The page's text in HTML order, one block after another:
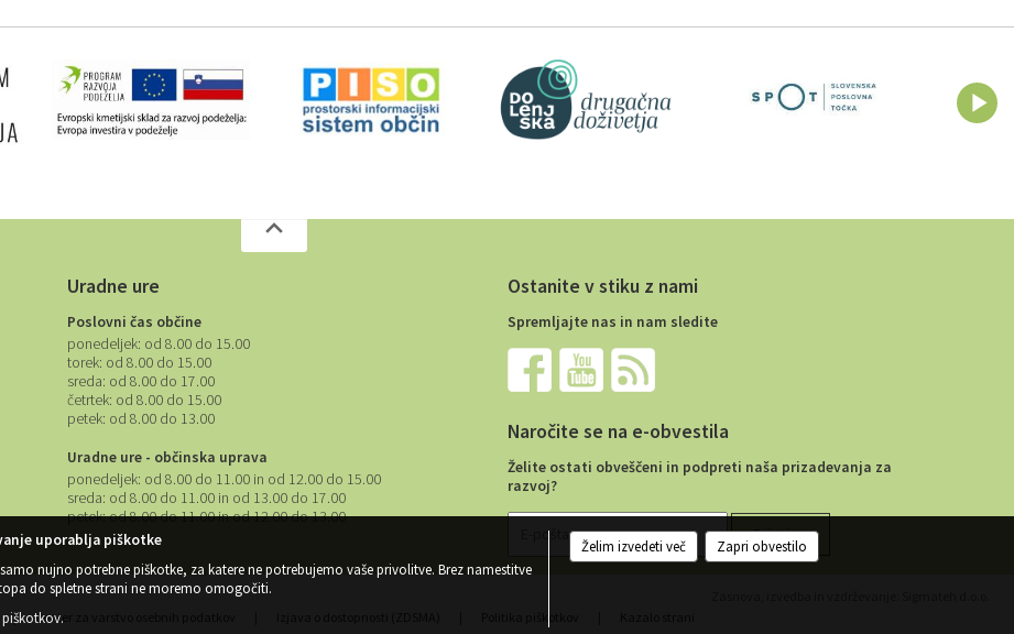
Uradne ure
Poslovni čas občine
ponedeljek: od 8.00 do 15.00
torek: od 8.00 do 15.00
sreda: od 8.00 do 17.00
četrtek: od 8.00 do 15.00
petek: od 8.00 do 13.00
Uradne ure - občinska uprava
ponedeljek: od 8.00 do 11.00 in od 12.00 do 15.00
sreda: od 8.00 do 11.00 in od 13.00 do 17.00
petek:od 8.00 do 11.00 in od 12.00 do 13.00
Ostanite v stiku z nami
Spremljajte nas in nam sledite
Naročite se na e-obvestila
Želite ostati obveščeni in podpreti naša prizadevanja za
razvoj?
| Center za varstvo osebnih podatkov
uporablja piškotke
nujno potrebne piškotke, za katere ne potrebujemo vaše privolitve. Brez namestitve
do spletne strani ne moremo omogočiti.
.
Želim izvedeti več Zapri obvestilo